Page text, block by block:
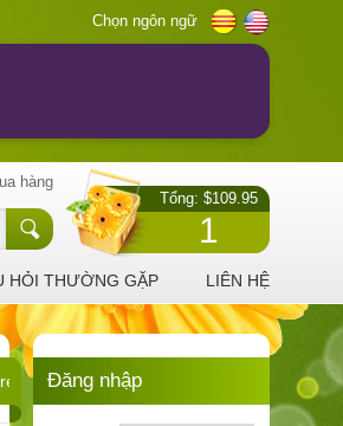
Chọn ngôn ngữ
Tổng: $109.95
1
hàng
HỎI THƯỜNG GẶP LIÊN HỆ
! Đăng nhập